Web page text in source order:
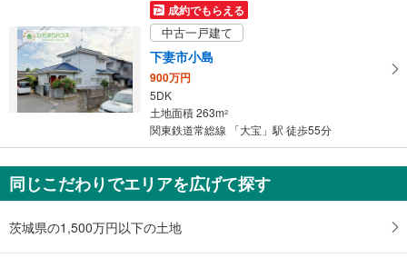
け
取
る
・
条
マ
イ
ペ
ー
成約でもらえる
中古一戸建て
下妻市小島
900万円
5DK
土地面積 263m2
関東鉄道常総線 「大宝」駅 徒歩55分
同じこだわりでエリアを広げて探す
茨城県の1,500万円以下の土地